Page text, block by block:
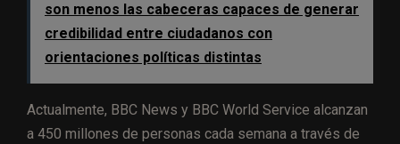
son menos las cabeceras capaces de generar
credibilidad entre ciudadanos con
orientaciones políticas distintas
Actualmente, BBC News y BBC World Service alcanzan
a 450 millones de personas cada semana a través de